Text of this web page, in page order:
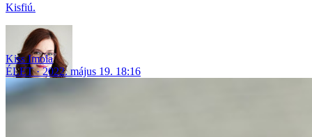
Kisfiú.
Kiss Imola
ÉLET
2022. május 19. 18:16